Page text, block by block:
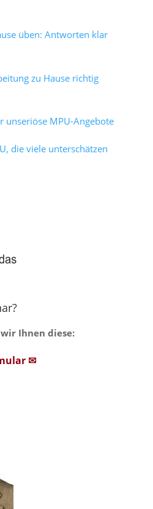
üben: Antworten klar
zu Hause richtig
unseriöse MPU-Angebote
die viele unterschätzen
Ihnen diese:
✉